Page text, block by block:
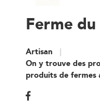
Ferme
Artisan
On y trouve des
produits de fermes